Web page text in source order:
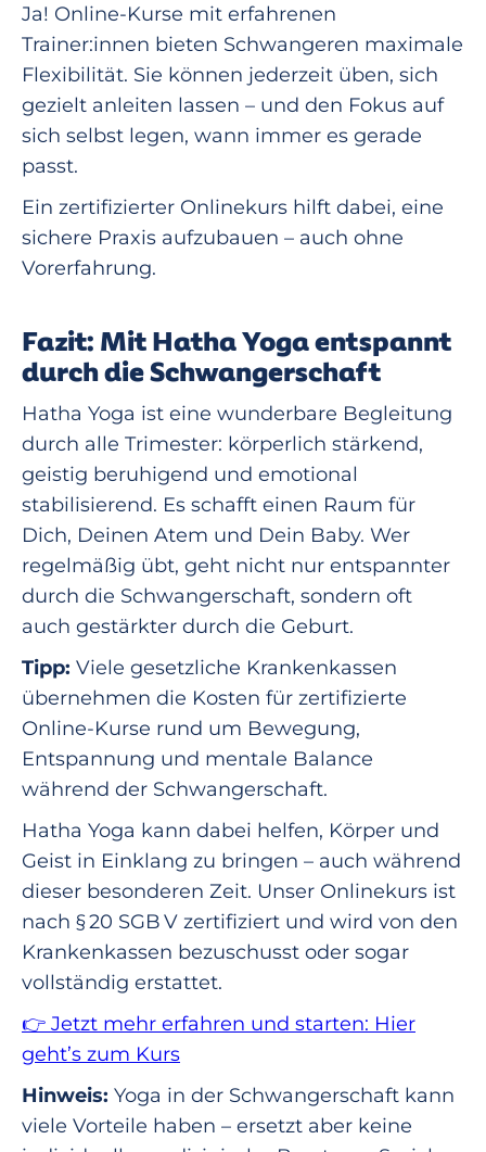
Ja! Online-Kurse mit erfahrenen
Trainer:innen bieten Schwangeren maximale
Flexibilität. Sie können jederzeit üben, sich
gezielt anleiten lassen – und den Fokus auf
sich selbst legen, wann immer es gerade
passt.
Ein zertifizierter Onlinekurs hilft dabei, eine
sichere Praxis aufzubauen – auch ohne
Vorerfahrung.
Fazit: Mit Hatha Yoga entspannt
durch die Schwangerschaft
Hatha Yoga ist eine wunderbare Begleitung
durch alle Trimester: körperlich stärkend,
geistig beruhigend und emotional
stabilisierend. Es schafft einen Raum für
Dich, Deinen Atem und Dein Baby. Wer
regelmäßig übt, geht nicht nur entspannter
durch die Schwangerschaft, sondern oft
auch gestärkter durch die Geburt.
Tipp: Viele gesetzliche Krankenkassen
übernehmen die Kosten für zertifizierte
Online-Kurse rund um Bewegung,
Entspannung und mentale Balance
während der Schwangerschaft.
Hatha Yoga kann dabei helfen, Körper und
Geist in Einklang zu bringen – auch während
dieser besonderen Zeit. Unser Onlinekurs ist
nach § 20 SGB V zertifiziert und wird von den
Krankenkassen bezuschusst oder sogar
vollständig erstattet.
👉 Jetzt mehr erfahren und starten: Hier
geht’s zum Kurs
Hinweis: Yoga in der Schwangerschaft kann
viele Vorteile haben – ersetzt aber keine